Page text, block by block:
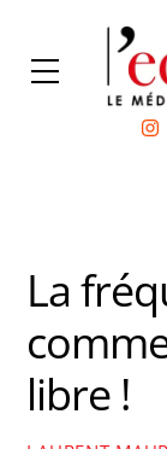
content
Menu
La
libre !